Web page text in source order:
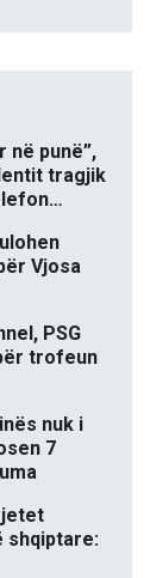
në punë”,
tragjik
Vjosa
PSG
trofeun
nuk i
7
shqiptare: